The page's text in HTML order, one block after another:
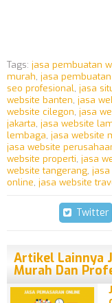
Tags: jasa pembuatan
murah, jasa
seo profesional, jasa
website banten, jasa
website cilegon, jasa
jakarta, jasa website
lembaga, jasa website
jasa website
website properti, jasa
website tangerang,
online, jasa website
Twitter
Artikel Lainnya
Murah Dan